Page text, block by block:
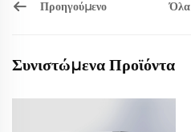
Προηγούμενο Όλα
Συνιστώμενα Προϊόντα